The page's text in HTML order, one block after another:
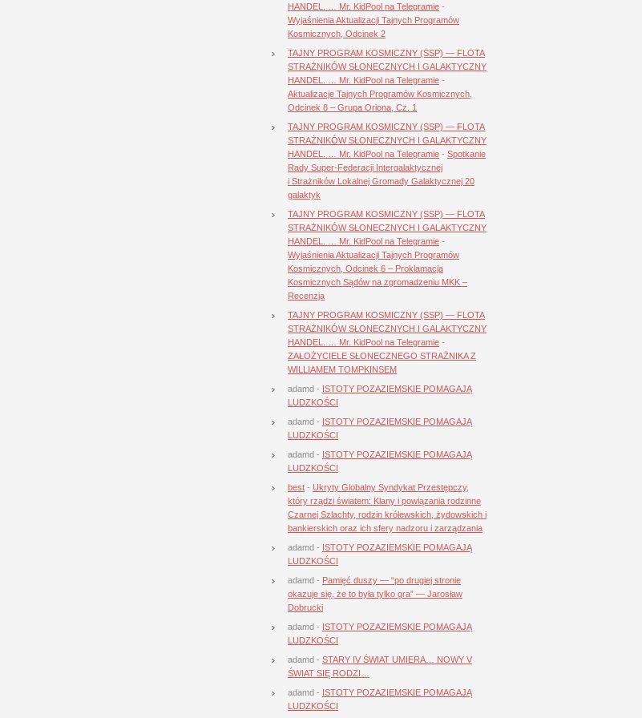
HANDEL. … Mr. KidPool na Telegramie -
Wyjaśnienia Aktualizacji Tajnych Programów
Kosmicznych, Odcinek 2
TAJNY PROGRAM KOSMICZNY (SSP) — FLOTA
STRAŻNIKÓW SŁONECZNYCH I GALAKTYCZNY
HANDEL. … Mr. KidPool na Telegramie -
Aktualizacje Tajnych Programów Kosmicznych,
Odcinek 8 – Grupa Oriona, Cz. 1
TAJNY PROGRAM KOSMICZNY (SSP) — FLOTA
STRAŻNIKÓW SŁONECZNYCH I GALAKTYCZNY
HANDEL. … Mr. KidPool na Telegramie - Spotkanie
Rady Super-Federacji Intergalaktycznej
i Strażników Lokalnej Gromady Galaktycznej 20
galaktyk
TAJNY PROGRAM KOSMICZNY (SSP) — FLOTA
STRAŻNIKÓW SŁONECZNYCH I GALAKTYCZNY
HANDEL. … Mr. KidPool na Telegramie -
Wyjaśnienia Aktualizacji Tajnych Programów
Kosmicznych, Odcinek 6 – Proklamacja
Kosmicznych Sądów na zgromadzeniu MKK –
Recenzja
TAJNY PROGRAM KOSMICZNY (SSP) — FLOTA
STRAŻNIKÓW SŁONECZNYCH I GALAKTYCZNY
HANDEL. … Mr. KidPool na Telegramie -
ZAŁOŻYCIELE SŁONECZNEGO STRAŻNIKA Z
WILLIAMEM TOMPKINSEM
adamd - ISTOTY POZAZIEMSKIE POMAGAJĄ
LUDZKOŚCI
adamd - ISTOTY POZAZIEMSKIE POMAGAJĄ
LUDZKOŚCI
adamd - ISTOTY POZAZIEMSKIE POMAGAJĄ
LUDZKOŚCI
best - Ukryty Globalny Syndykat Przestępczy,
który rządzi światem: Klany i powiązania rodzinne
Czarnej Szlachty, rodzin królewskich, żydowskich i
bankierskich oraz ich sfery nadzoru i zarządzania
adamd - ISTOTY POZAZIEMSKIE POMAGAJĄ
LUDZKOŚCI
adamd - Pamięć duszy — “po drugiej stronie
okazuje się, że to była tylko gra” — Jarosław
Dobrucki
adamd - ISTOTY POZAZIEMSKIE POMAGAJĄ
LUDZKOŚCI
adamd - STARY IV ŚWIAT UMIERA… NOWY V
ŚWIAT SIĘ RODZI…
adamd - ISTOTY POZAZIEMSKIE POMAGAJĄ
LUDZKOŚCI